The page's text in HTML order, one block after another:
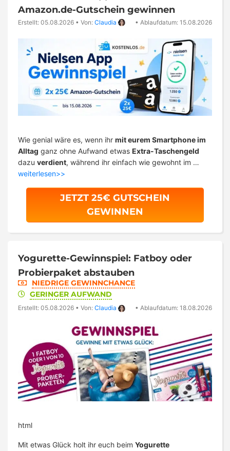
Amazon.de-Gutschein gewinnen
Erstellt: 05.08.2026 • Von: Claudia • Ablaufdatum: 15.08.2026
Wie genial wäre es, wenn ihr mit eurem Smartphone im
Alltag ganz ohne Aufwand etwas Extra-Taschengeld
dazu verdient, während ihr einfach wie gewohnt im …
weiterlesen>>
JETZT 25€ GUTSCHEIN
GEWINNEN
Yogurette-Gewinnspiel: Fatboy oder
Probierpaket abstauben
NIEDRIGE GEWINNCHANCE
GERINGER AUFWAND
Erstellt: 05.08.2026 • Von: Claudia • Ablaufdatum: 18.08.2026
html
Mit etwas Glück holt ihr euch beim Yogurette